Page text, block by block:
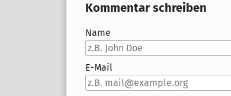
Kommentar schreiben
Name
E-Mail